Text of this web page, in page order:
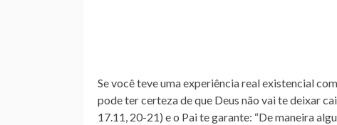
Se você teve uma experiência real existencial
pode ter certeza de que Deus não vai te deixar
17.11, 20-21) e o Pai te garante: “De maneira